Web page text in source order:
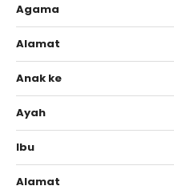
Agama
Alamat
Anak ke
Ayah
Ibu
Alamat